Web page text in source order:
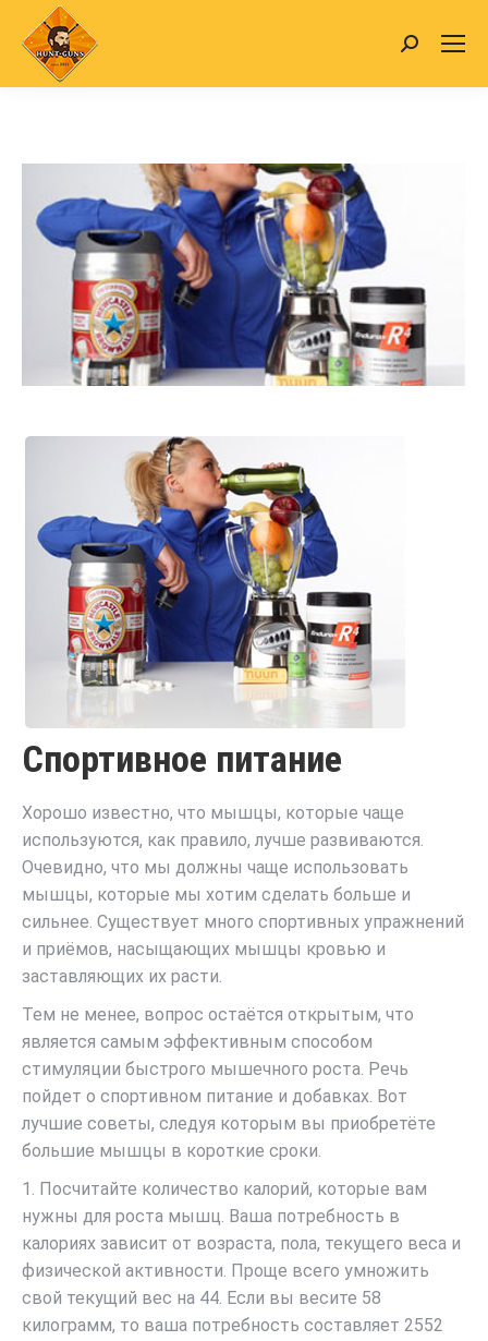
Search:
Спортивное питание
Хорошо известно, что мышцы, которые чаще
используются, как правило, лучше развиваются.
Очевидно, что мы должны чаще использовать
мышцы, которые мы хотим сделать больше и
сильнее. Существует много спортивных упражнений
и приёмов, насыщающих мышцы кровью и
заставляющих их расти.
Тем не менее, вопрос остаётся открытым, что
является самым эффективным способом
стимуляции быстрого мышечного роста. Речь
пойдет о спортивном питание и добавках. Вот
лучшие советы, следуя которым вы приобретёте
большие мышцы в короткие сроки.
1. Посчитайте количество калорий, которые вам
нужны для роста мышц. Ваша потребность в
калориях зависит от возраста, пола, текущего веса и
физической активности. Проще всего умножить
свой текущий вес на 44. Если вы весите 58
килограмм, то ваша потребность составляет 2552